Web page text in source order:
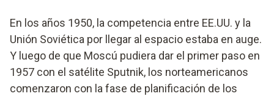
En los años 1950, la competencia entre EE.UU. y la
Unión Soviética por llegar al espacio estaba en auge.
Y luego de que Moscú pudiera dar el primer paso en
1957 con el satélite Sputnik, los norteamericanos
comenzaron con la fase de planificación de los